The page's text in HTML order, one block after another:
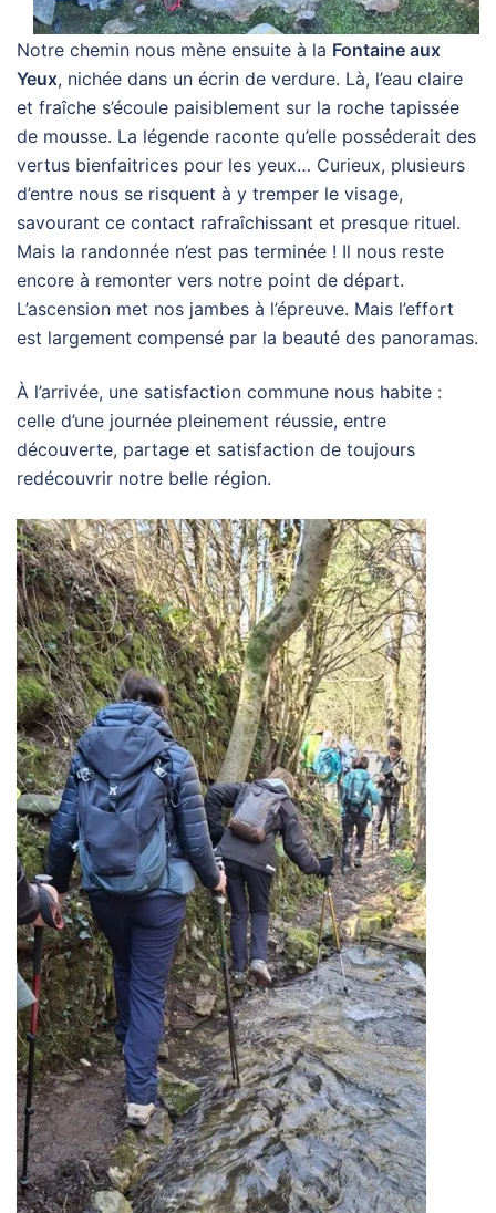
Notre chemin nous mène ensuite à la Fontaine aux
Yeux, nichée dans un écrin de verdure. Là, l’eau claire
et fraîche s’écoule paisiblement sur la roche tapissée
de mousse. La légende raconte qu’elle posséderait des
vertus bienfaitrices pour les yeux… Curieux, plusieurs
d’entre nous se risquent à y tremper le visage,
savourant ce contact rafraîchissant et presque rituel.
Mais la randonnée n’est pas terminée ! Il nous reste
encore à remonter vers notre point de départ.
L’ascension met nos jambes à l’épreuve. Mais l’effort
est largement compensé par la beauté des panoramas.
À l’arrivée, une satisfaction commune nous habite :
celle d’une journée pleinement réussie, entre
découverte, partage et satisfaction de toujours
redécouvrir notre belle région.